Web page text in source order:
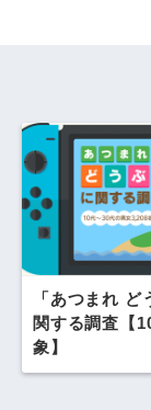
「あつまれ ど
関する調査【
象】